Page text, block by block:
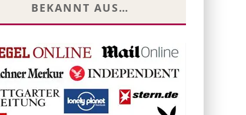
BEKANNT AUS…